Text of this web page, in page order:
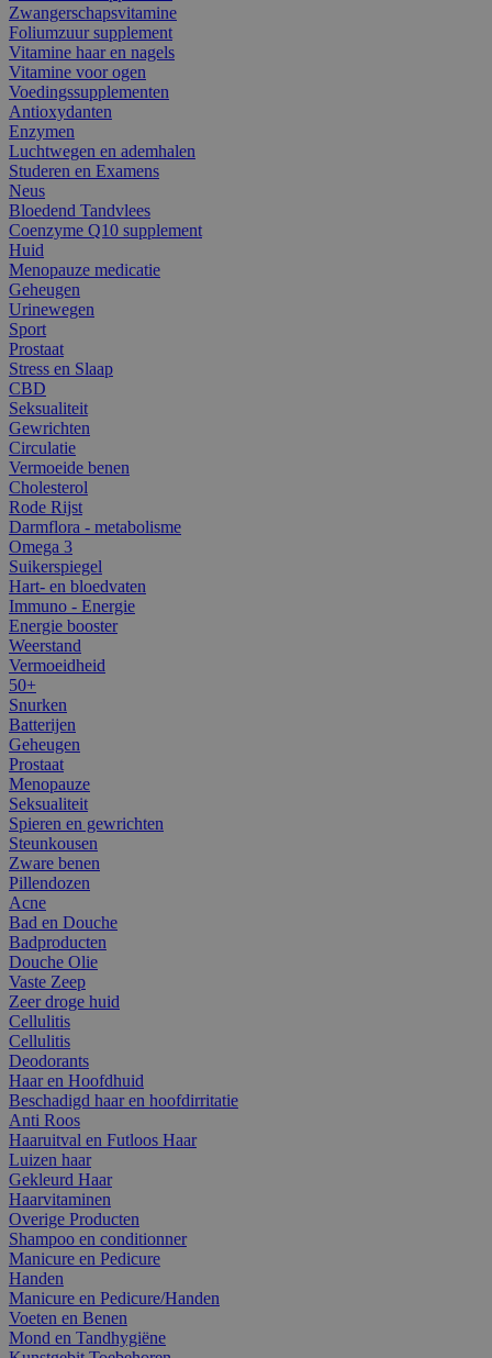
Zwangerschapsvitamine
Foliumzuur supplement
Vitamine haar en nagels
Vitamine voor ogen
Voedingssupplementen
Antioxydanten
Enzymen
Luchtwegen en ademhalen
Studeren en Examens
Neus
Bloedend Tandvlees
Coenzyme Q10 supplement
Huid
Menopauze medicatie
Geheugen
Urinewegen
Sport
Prostaat
Stress en Slaap
CBD
Seksualiteit
Gewrichten
Circulatie
Vermoeide benen
Cholesterol
Rode Rijst
Darmflora - metabolisme
Omega 3
Suikerspiegel
Hart- en bloedvaten
Immuno - Energie
Energie booster
Weerstand
Vermoeidheid
50+
Snurken
Batterijen
Geheugen
Prostaat
Menopauze
Seksualiteit
Spieren en gewrichten
Steunkousen
Zware benen
Pillendozen
Acne
Bad en Douche
Badproducten
Douche Olie
Vaste Zeep
Zeer droge huid
Cellulitis
Cellulitis
Deodorants
Haar en Hoofdhuid
Beschadigd haar en hoofdirritatie
Anti Roos
Haaruitval en Futloos Haar
Luizen haar
Gekleurd Haar
Haarvitaminen
Overige Producten
Shampoo en conditionner
Manicure en Pedicure
Handen
Manicure en Pedicure/Handen
Voeten en Benen
Mond en Tandhygiëne